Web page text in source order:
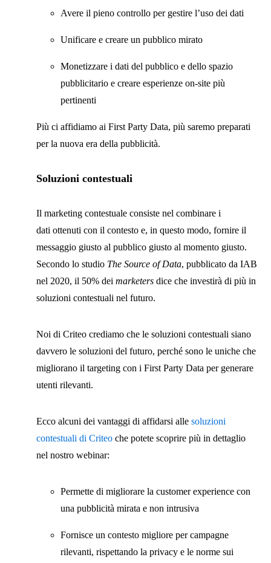
Avere il pieno controllo per gestire l’uso dei dati
Unificare e creare un pubblico mirato
Monetizzare i dati del pubblico e dello spazio
pubblicitario e creare esperienze on-site più
pertinenti
Più ci affidiamo ai First Party Data, più saremo preparati
per la nuova era della pubblicità.
Soluzioni contestuali
Il marketing contestuale consiste nel combinare i
dati ottenuti con il contesto e, in questo modo, fornire il
messaggio giusto al pubblico giusto al momento giusto.
Secondo lo studio The Source of Data, pubblicato da IAB
nel 2020, il 50% dei marketers dice che investirà di più in
soluzioni contestuali nel futuro.
Noi di Criteo crediamo che le soluzioni contestuali siano
davvero le soluzioni del futuro, perché sono le uniche che
migliorano il targeting con i First Party Data per generare
utenti rilevanti.
Ecco alcuni dei vantaggi di affidarsi alle soluzioni
contestuali di Criteo che potete scoprire più in dettaglio
nel nostro webinar:
Permette di migliorare la customer experience con
una pubblicità mirata e non intrusiva
Fornisce un contesto migliore per campagne
rilevanti, rispettando la privacy e le norme sui